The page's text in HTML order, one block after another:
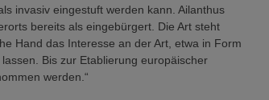
invasiv eingestuft werden kann. Ailanthus
bereits als eingebürgert. Die Art steht
Hand das Interesse an der Art, etwa in Form
Bis zur Etablierung europäischer
werden.“